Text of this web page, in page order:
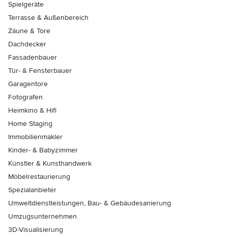
Spielgeräte
Terrasse & Außenbereich
Zäune & Tore
Dachdecker
Fassadenbauer
Tür- & Fensterbauer
Garagentore
Fotografen
Heimkino & Hifi
Home Staging
Immobilienmakler
Kinder- & Babyzimmer
Künstler & Kunsthandwerk
Möbelrestaurierung
Spezialanbieter
Umweltdienstleistungen, Bau- & Gebäudesanierung
Umzugsunternehmen
3D-Visualisierung